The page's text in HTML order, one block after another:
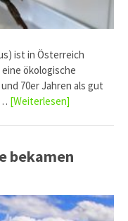
ist in Österreich
ökologische
70er Jahren als gut
[Weiterlesen]
bekamen